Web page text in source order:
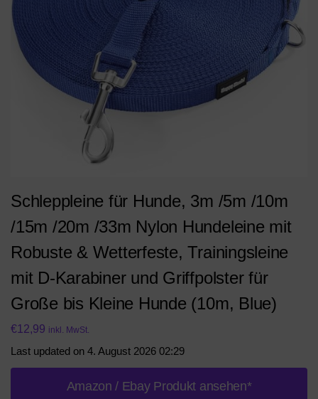
Schleppleine für Hunde, 3m /5m /10m
/15m /20m /33m Nylon Hundeleine mit
Robuste & Wetterfeste, Trainingsleine
mit D-Karabiner und Griffpolster für
Große bis Kleine Hunde (10m, Blue)
€12,99 inkl. MwSt.
Last updated on 4. August 2026 02:29
Amazon / Ebay Produkt ansehen*